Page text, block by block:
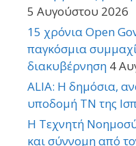
5 Αυγούστου 2026
15 χρόνια Open
παγκόσμια
διακυβέρνηση 4
ALIA: Η δημόσια,
υποδομή ΤΝ της
Η Τεχνητή
και σύννομη από